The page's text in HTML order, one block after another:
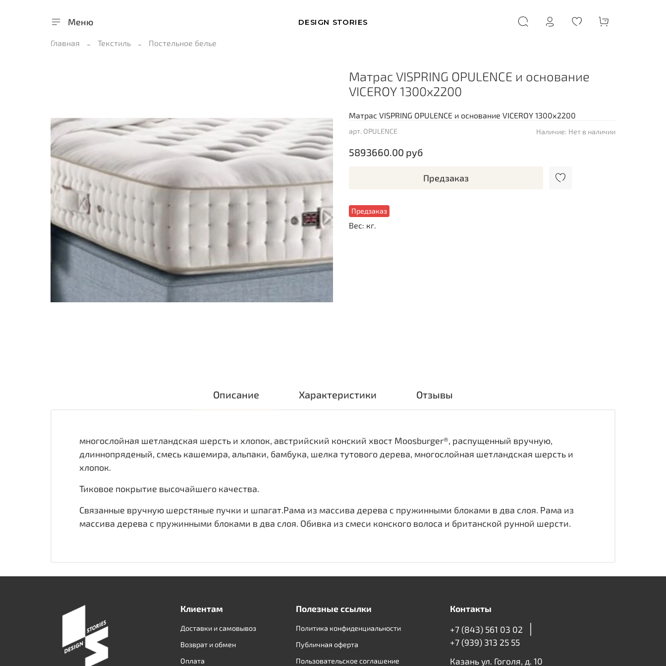
Меню DESIGN STORIES
Главная Текстиль Постельное белье
арт. OPULENCE Наличие: Нет в наличии
Предзаказ
Матрас VISPRING OPULENCE и основание
VICEROY 1300х2200
5893660.00 руб
Предзаказ
Матрас VISPRING OPULENCE и основание VICEROY 1300х2200
Вес: кг.
Описание Характеристики Отзывы
многослойная шетландская шерсть и хлопок, австрийский конский хвост Moosburger®, распущенный вручную,
длиннопряденый, смесь кашемира, альпаки, бамбука, шелка тутового дерева, многослойная шетландская шерсть и
хлопок.
Тиковое покрытие высочайшего качества.
Связанные вручную шерстяные пучки и шпагат.Рама из массива дерева с пружинными блоками в два слоя. Рама из
массива дерева с пружинными блоками в два слоя. Обивка из смеси конского волоса и британской рунной шерсти.
Клиентам
Доставки и самовывоз
Возврат и обмен
Оплата
Полезные ссылки
Политика конфиденциальности
Публичная оферта
Пользовательское соглашение
Контакты
+7 (843) 561 03 02
+7 (939) 313 25 55
Казань ул. Гоголя, д. 10